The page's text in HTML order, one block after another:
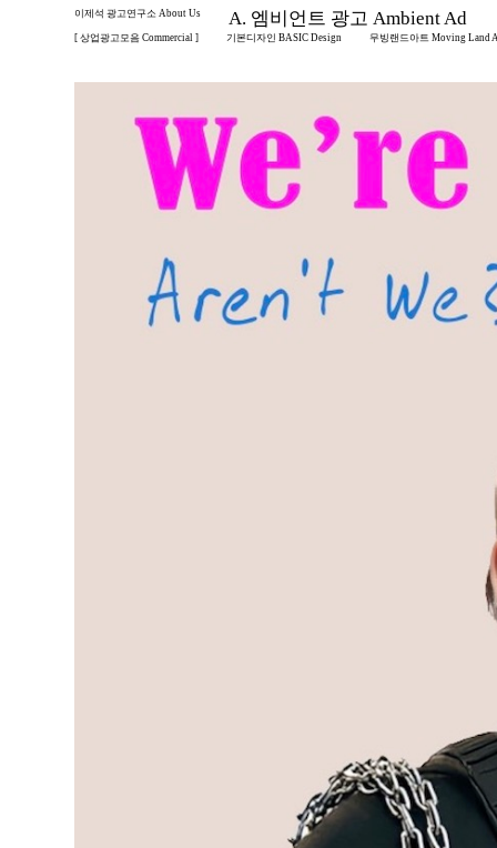
이제석 광고연구소 About Us A. 엠비언트 광고 Ambient Ad
[ 상업광고모음 Commercial ] 기본디자인 BASIC Design 무빙랜드아트 Moving Land